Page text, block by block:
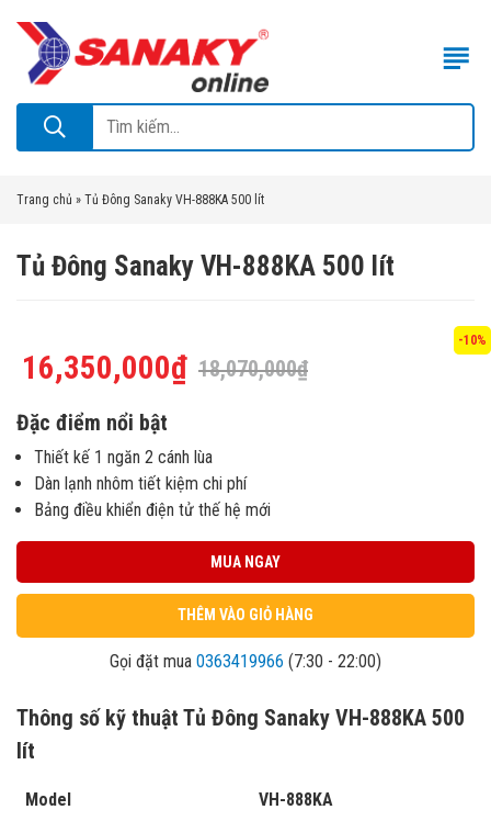
Trang chủ » Tủ Đông Sanaky VH-888KA 500 lít
Tủ Đông Sanaky VH-888KA 500 lít
-10%
18,070,000₫
16,350,000₫
Đặc điểm nổi bật
Thiết kế 1 ngăn 2 cánh lùa
Dàn lạnh nhôm tiết kiệm chi phí
Bảng điều khiển điện tử thế hệ mới
MUA NGAY
THÊM VÀO GIỎ HÀNG
Gọi đặt mua 0363419966 (7:30 - 22:00)
Thông số kỹ thuật Tủ Đông Sanaky VH-888KA 500
lít
Model VH-888KA